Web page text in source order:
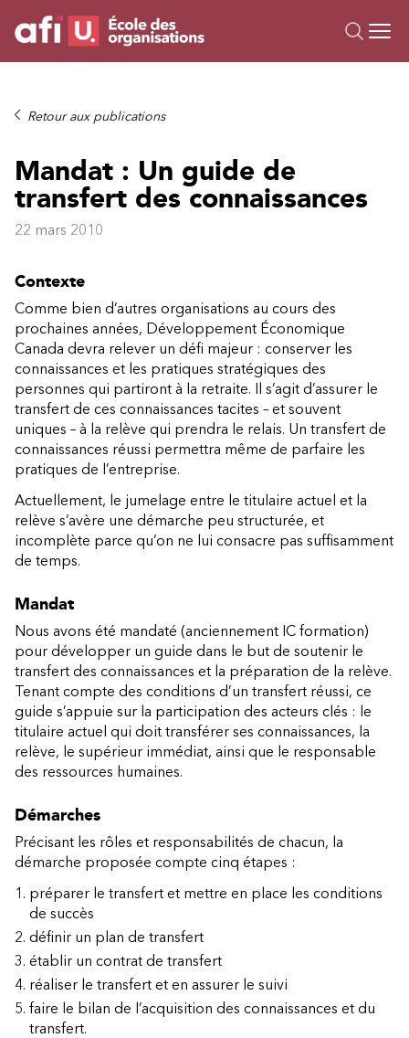
Formations
Sur mesure
À propos
Ressources
Retour aux publications
Mandat : Un guide de
transfert des connaissances
22 mars 2010
Contexte
Comme bien d’autres organisations au cours des
prochaines années, Développement Économique
Canada devra relever un défi majeur : conserver les
connaissances et les pratiques stratégiques des
personnes qui partiront à la retraite. Il s’agit d’assurer le
transfert de ces connaissances tacites – et souvent
uniques – à la relève qui prendra le relais. Un transfert de
connaissances réussi permettra même de parfaire les
pratiques de l’entreprise.
Actuellement, le jumelage entre le titulaire actuel et la
relève s’avère une démarche peu structurée, et
incomplète parce qu’on ne lui consacre pas suffisamment
de temps.
Mandat
Nous avons été mandaté (anciennement IC formation)
pour développer un guide dans le but de soutenir le
transfert des connaissances et la préparation de la relève.
Tenant compte des conditions d’un transfert réussi, ce
guide s’appuie sur la participation des acteurs clés : le
titulaire actuel qui doit transférer ses connaissances, la
relève, le supérieur immédiat, ainsi que le responsable
des ressources humaines.
Démarches
Précisant les rôles et responsabilités de chacun, la
démarche proposée compte cinq étapes :
préparer le transfert et mettre en place les conditions
de succès
définir un plan de transfert
établir un contrat de transfert
réaliser le transfert et en assurer le suivi
faire le bilan de l’acquisition des connaissances et du
transfert.